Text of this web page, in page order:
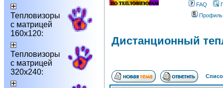
Тепловизоры
с матрицей
160х120:
Тепловизоры
с матрицей
320х240:
FAQ
Профиль
Дистанционный